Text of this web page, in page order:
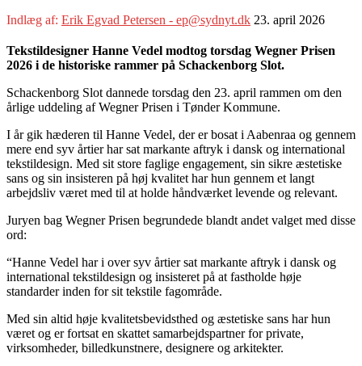
Indlæg af: Erik Egvad Petersen - ep@sydnyt.dk 23. april 2026
Tekstildesigner Hanne Vedel modtog torsdag Wegner Prisen
2026 i de historiske rammer på Schackenborg Slot.
Schackenborg Slot dannede torsdag den 23. april rammen om den
årlige uddeling af Wegner Prisen i Tønder Kommune.
I år gik hæderen til Hanne Vedel, der er bosat i Aabenraa og gennem
mere end syv årtier har sat markante aftryk i dansk og international
tekstildesign. Med sit store faglige engagement, sin sikre æstetiske
sans og sin insisteren på høj kvalitet har hun gennem et langt
arbejdsliv været med til at holde håndværket levende og relevant.
Juryen bag Wegner Prisen begrundede blandt andet valget med disse
ord:
“Hanne Vedel har i over syv årtier sat markante aftryk i dansk og
international tekstildesign og insisteret på at fastholde høje
standarder inden for sit tekstile fagområde.
Med sin altid høje kvalitetsbevidsthed og æstetiske sans har hun
været og er fortsat en skattet samarbejdspartner for private,
virksomheder, billedkunstnere, designere og arkitekter.